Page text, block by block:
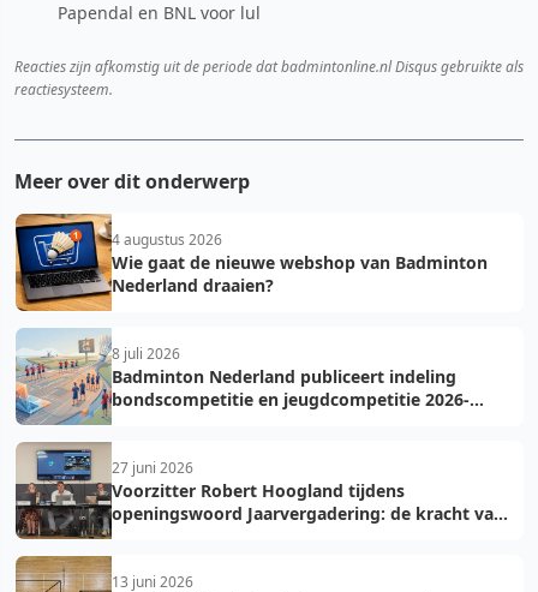
Papendal en BNL voor lul
Reacties zijn afkomstig uit de periode dat badmintonline.nl Disqus gebruikte als
reactiesysteem.
Meer over dit onderwerp
4 augustus 2026
Wie gaat de nieuwe webshop van Badminton
Nederland draaien?
8 juli 2026
Badminton Nederland publiceert indeling
bondscompetitie en jeugdcompetitie 2026-
27 juni 2026
Voorzitter Robert Hoogland tijdens
openingswoord Jaarvergadering: de kracht van
13 juni 2026